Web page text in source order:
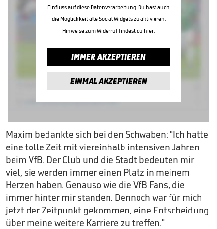
Einfluss auf diese Datenverarbeitung. Du hast auch
die Möglichkeit alle Social Widgets zu aktivieren.
Hinweise zum Widerruf findest du hier.
IMMER AKZEPTIEREN
EINMAL AKZEPTIEREN
Maxim bedankte sich bei den Schwaben: "Ich hatte
eine tolle Zeit mit viereinhalb intensiven Jahren
beim VfB. Der Club und die Stadt bedeuten mir
viel, sie werden immer einen Platz in meinem
Herzen haben. Genauso wie die VfB Fans, die
immer hinter mir standen. Dennoch war für mich
jetzt der Zeitpunkt gekommen, eine Entscheidung
über meine weitere Karriere zu treffen."